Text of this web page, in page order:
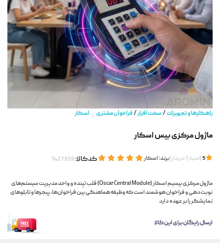
راهکارها و تجهیزات/سخت افزار/فراخوان مشتری / اسکار
ماژول مرکزی بیس اسکار
5
(امتیاز1خریدار)برند:اسکار کدکالا:
ماژول مرکزی بیسیم اسکار (Oscar Central Module) قلب تپنده و واحد مدیریت سیستم‌های
نوبت‌دهی و فراخوان هوشمند است که وظیفه هماهنگی بین فراخوان‌ها، پیجرها و تابلوهای
نمایشگر را بر عهده دارد
ارسال رایگان برای این کالا